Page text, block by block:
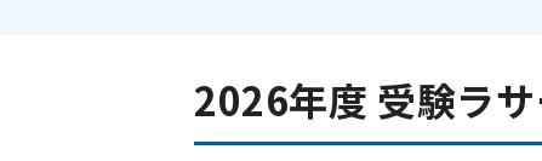
2026年度 受験ラ